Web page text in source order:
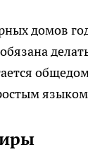
домов